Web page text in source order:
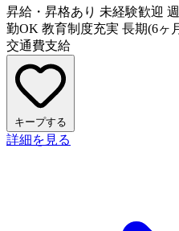
昇給・昇格あり 未経験歓迎
勤OK 教育制度充実 長期(6ヶ
交通費支給
キープする
詳細を見る